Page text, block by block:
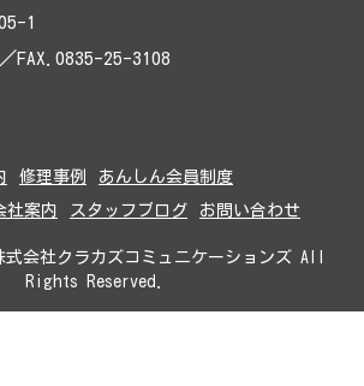
1
FAX.0835-25-3108
修理事例
あんしん会員制度
社案内 スタッフブログ お問い合わせ
会社クラカズコミュニケーションズ All
Rights Reserved.